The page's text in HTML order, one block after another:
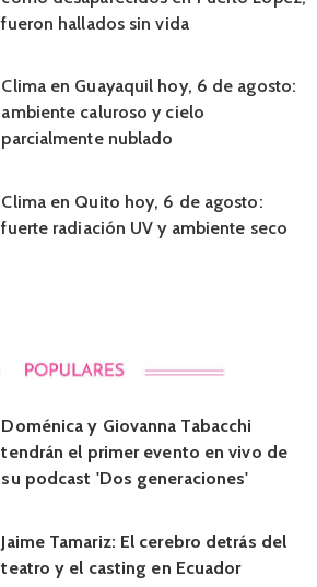
fueron hallados sin vida
Clima en Guayaquil hoy, 6 de agosto:
ambiente caluroso y cielo
parcialmente nublado
Clima en Quito hoy, 6 de agosto:
fuerte radiación UV y ambiente seco
Doménica y Giovanna Tabacchi
tendrán el primer evento en vivo de
su podcast 'Dos generaciones'
Jaime Tamariz: El cerebro detrás del
teatro y el casting en Ecuador